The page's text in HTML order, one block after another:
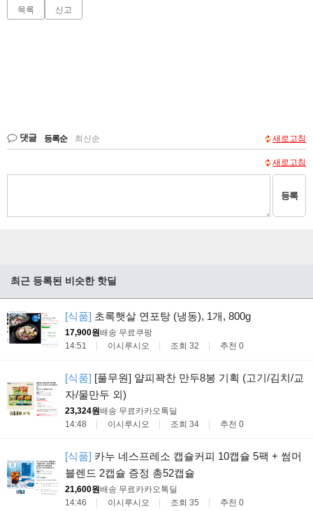
목록 신고
댓글 등록순 최신순 새로고침
새로고침
등록
최근 등록된 비슷한 핫딜
[식품] 초록햇살 연포탕 (냉동), 1개, 800g
17,900원배송 무료쿠팡
14:51
이시루시오 조회 32 추천 0
[식품] [풀무원] 얄피꽉찬 만두8봉 기획 (고기/김치/교
자/물만두 외)
23,324원배송 무료카카오톡딜
14:48
이시루시오 조회 34 추천 0
[식품] 카누 네스프레소 캡슐커피 10캡슐 5팩 + 썸머
블렌드 2캡슐 증정 총52캡슐
21,600원배송 무료카카오톡딜
14:46
이시루시오 조회 35 추천 0